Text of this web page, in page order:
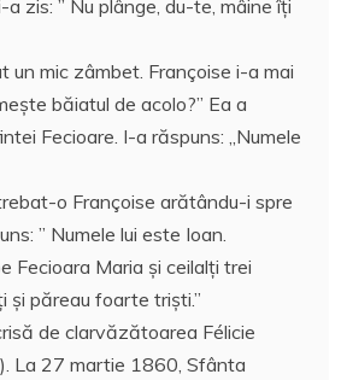
zis: ” Nu plânge, du-te, mâine îţi
un mic zâmbet. Françoise i-a mai
băiatul de acolo?” Ea a
Fecioare. I-a răspuns: „Numele
o Françoise arătându-i spre
” Numele lui este Ioan.
Fecioara Maria şi ceilalţi trei
și păreau foarte trişti.”
de clarvăzătoarea Félicie
La 27 martie 1860, Sfânta